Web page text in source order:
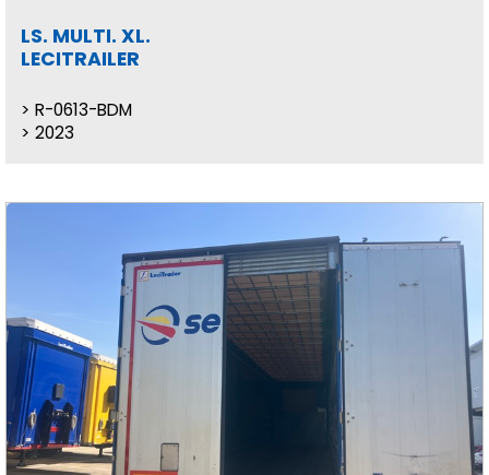
LS. MULTI. XL.
LECITRAILER
R-0613-BDM
2023